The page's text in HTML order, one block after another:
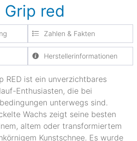
red
Zahlen & Fakten
Herstellerinformationen
RED ist ein unverzichtbares
Enthusiasten, die bei
unterwegs sind.
Wachs zeigt seine besten
altem oder transformiertem
Kunstschnee. Es wurde